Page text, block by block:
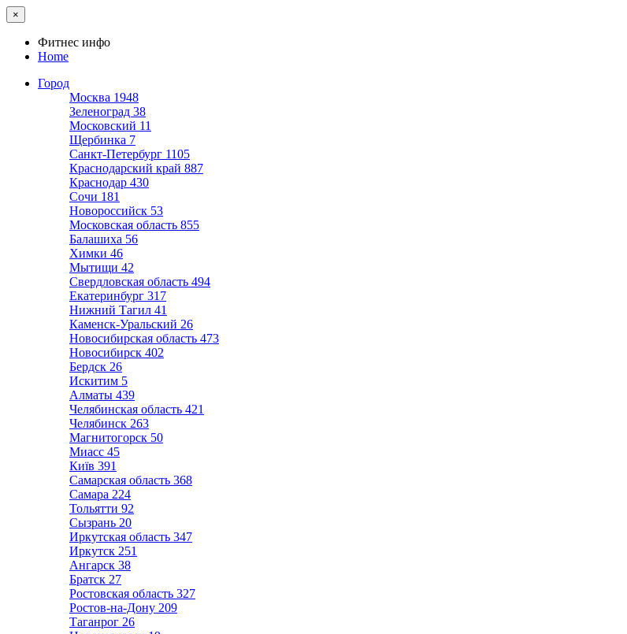
×
Фитнес инфо
Home
Город
Москва 1948
Зеленоград 38
Московский 11
Щербинка 7
Санкт-Петербург 1105
Краснодарский край 887
Краснодар 430
Сочи 181
Новороссийск 53
Московская область 855
Балашиха 56
Химки 46
Мытищи 42
Свердловская область 494
Екатеринбург 317
Нижний Тагил 41
Каменск-Уральский 26
Новосибирская область 473
Новосибирск 402
Бердск 26
Искитим 5
Алматы 439
Челябинская область 421
Челябинск 263
Магнитогорск 50
Миасс 45
Київ 391
Самарская область 368
Самара 224
Тольятти 92
Сызрань 20
Иркутская область 347
Иркутск 251
Ангарск 38
Братск 27
Ростовская область 327
Ростов-на-Дону 209
Таганрог 26